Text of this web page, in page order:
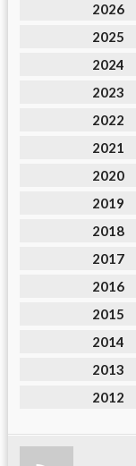
2026
2025
2024
2023
2022
2021
2020
2019
2018
2017
2016
2015
2014
2013
2012